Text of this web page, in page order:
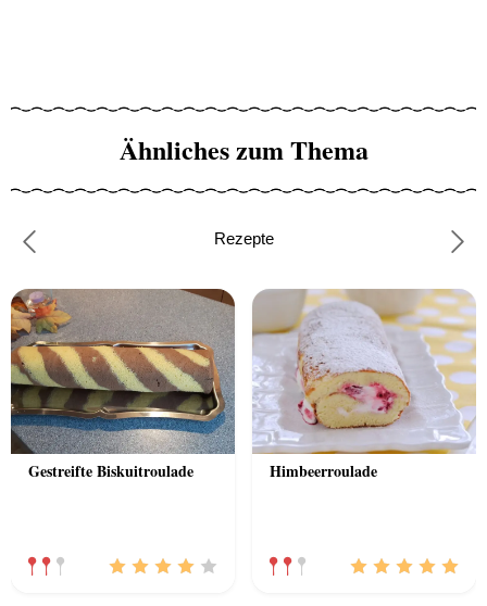
Ähnliches zum Thema
Rezepte
Gestreifte Biskuitroulade Himbeerroulade